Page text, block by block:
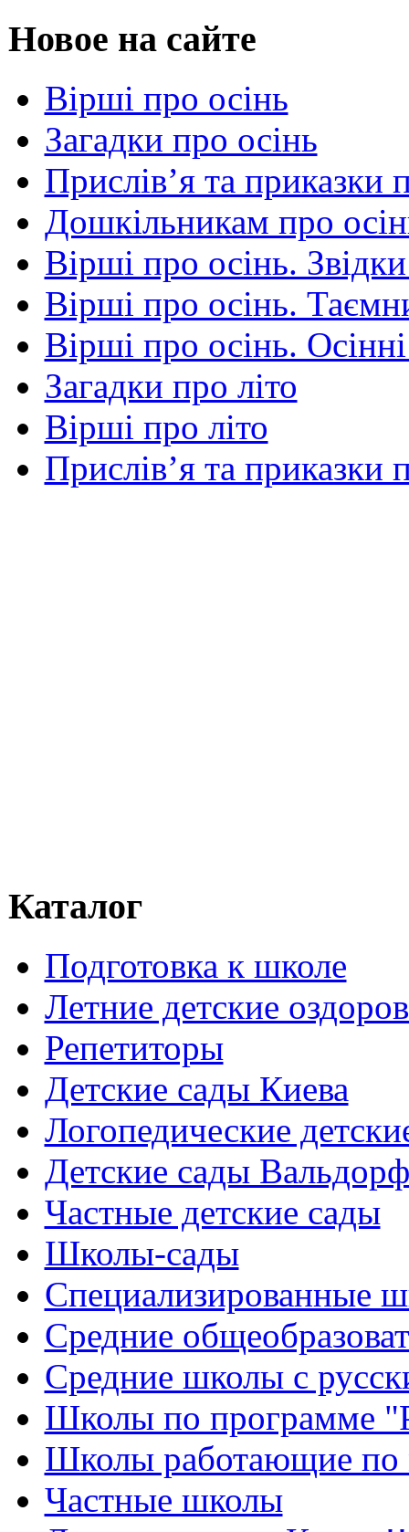
Новое на сайте
Вірші про осінь
Загадки про осінь
Прислів’я та приказки
Дошкільникам про
Вірші про осінь.
Вірші про осінь.
Вірші про осінь.
Загадки про літо
Вірші про літо
Прислів’я та приказки
Каталог
Подготовка к школе
Летние детские
Репетиторы
Детские сады Киева
Логопедические
Детские сады
Частные детские сады
Школы-сады
Cпециализированные
Cредние
Средние школы с
Школы по программе
Школы работающие по
Частные школы